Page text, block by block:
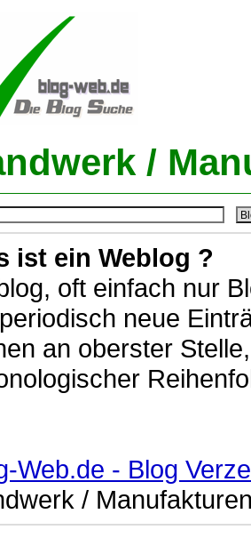
/
ist ein Weblog ?
oft einfach nur
neue
an oberster
Web.de - Blog
/